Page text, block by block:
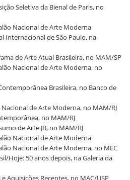
Seletiva da Bienal de Paris, no
Nacional de Arte Moderna
Internacional de São Paulo, na
de Arte Atual Brasileira, no MAM/SP
Nacional de Arte Moderna, no
Brasileira, no Banco de
Nacional de Arte Moderna, no MAM/RJ
no MAM/RJ
de Arte JB, no MAM/RJ
Nacional de Arte Moderna
Nacional de Arte Moderna, no MEC
Hoje: 50 anos depois, na Galeria da
Aquisições Recentes, no MAC/USP